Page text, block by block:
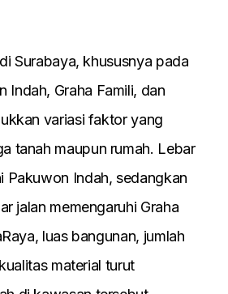
Surabaya, khususnya pada
Indah, Graha Famili, dan
variasi faktor yang
tanah maupun rumah. Lebar
Pakuwon Indah, sedangkan
jalan memengaruhi Graha
luas bangunan, jumlah
material turut